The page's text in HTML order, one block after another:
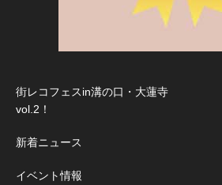
街レコフェスin溝の口・大蓮寺
vol.2！
新着ニュース
イベント情報